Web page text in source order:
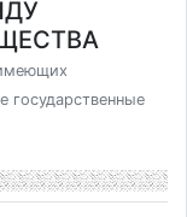
государственные